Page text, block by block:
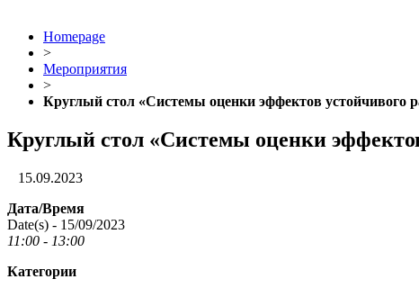
Homepage
>
Мероприятия
>
Круглый стол «Системы оценки эффектов устойчивого
Круглый стол «Системы оценки
15.09.2023
Дата/Время
Date(s) - 15/09/2023
11:00 - 13:00
Категории